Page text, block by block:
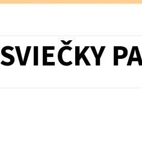
SVIEČKY